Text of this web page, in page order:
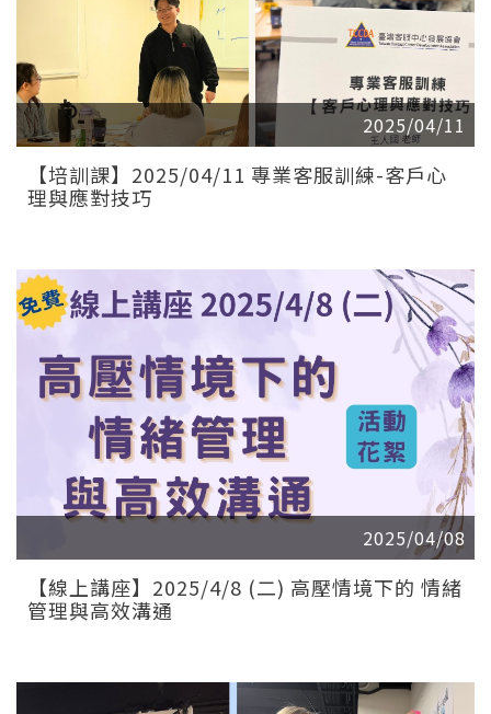
2025/04/11
【培訓課】2025/04/11 專業客服訓練-客戶心
理與應對技巧
2025/04/08
【線上講座】2025/4/8 (二) 高壓情境下的 情緒
管理與高效溝通